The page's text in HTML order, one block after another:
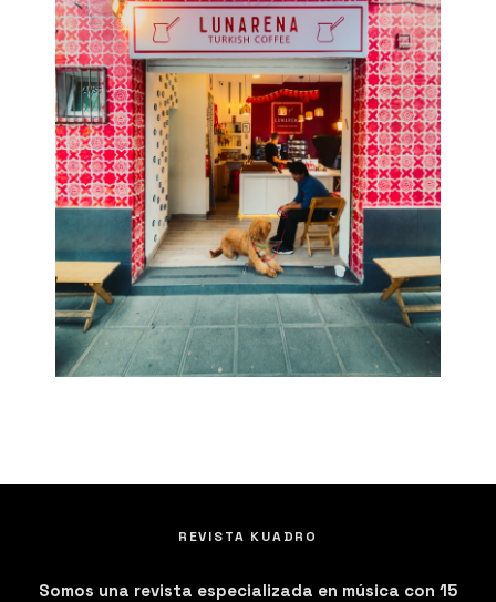
REVISTA KUADRO
Somos una revista especializada en música con 15